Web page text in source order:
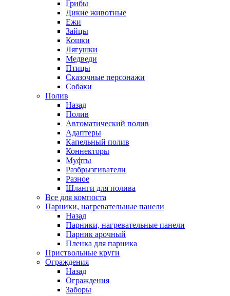
Грибы
Дикие животные
Ежи
Зайцы
Кошки
Лягушки
Медведи
Птицы
Сказочные персонажи
Собаки
Полив
Назад
Полив
Автоматический полив
Адаптеры
Капельный полив
Коннекторы
Муфты
Разбрызгиватели
Разное
Шланги для полива
Все для компоста
Парники, нагревательные панели
Назад
Парники, нагревательные панели
Парник арочный
Пленка для парника
Приствольные круги
Ограждения
Назад
Ограждения
Заборы